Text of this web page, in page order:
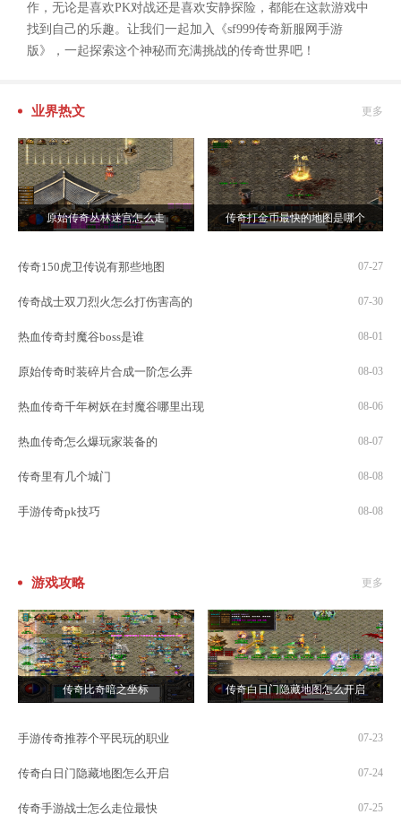
作，无论是喜欢PK对战还是喜欢安静探险，都能在这款游戏中
找到自己的乐趣。让我们一起加入《sf999传奇新服网手游
版》，一起探索这个神秘而充满挑战的传奇世界吧！
业界热文 更多
原始传奇丛林迷宫怎么走 传奇打金币最快的地图是哪个
传奇150虎卫传说有那些地图 07-27
传奇战士双刀烈火怎么打伤害高的 07-30
热血传奇封魔谷boss是谁 08-01
原始传奇时装碎片合成一阶怎么弄 08-03
热血传奇千年树妖在封魔谷哪里出现 08-06
热血传奇怎么爆玩家装备的 08-07
传奇里有几个城门 08-08
手游传奇pk技巧 08-08
游戏攻略 更多
传奇比奇暗之坐标 传奇白日门隐藏地图怎么开启
手游传奇推荐个平民玩的职业 07-23
传奇白日门隐藏地图怎么开启 07-24
传奇手游战士怎么走位最快 07-25